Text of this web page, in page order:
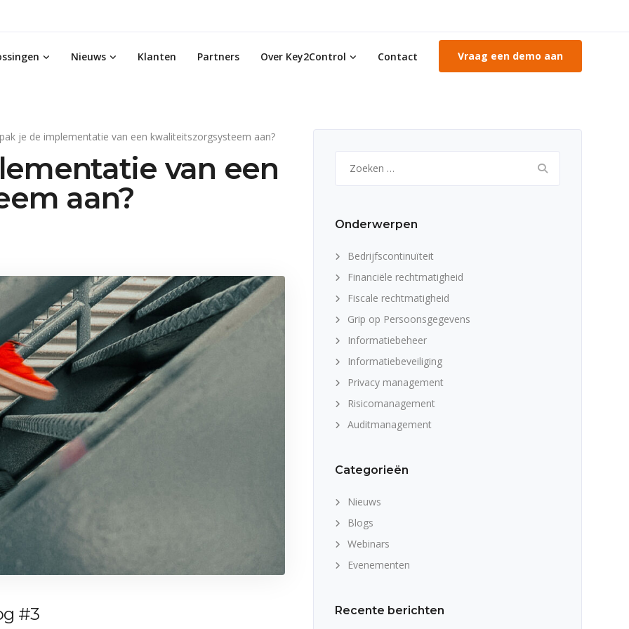
Nieuws Klanten Partners Over Key2Control Contact Vraag een demo aan
je de implementatie van een kwaliteitszorgsysteem aan?
van een
aan?
#3
naar:
Onderwerpen
Bedrijfscontinuïteit
Financiële rechtmatigheid
Fiscale rechtmatigheid
Grip op Persoonsgegevens
Informatiebeheer
Informatiebeveiliging
Privacy management
Risicomanagement
Auditmanagement
Categorieën
Nieuws
Blogs
Webinars
Evenementen
Recente berichten